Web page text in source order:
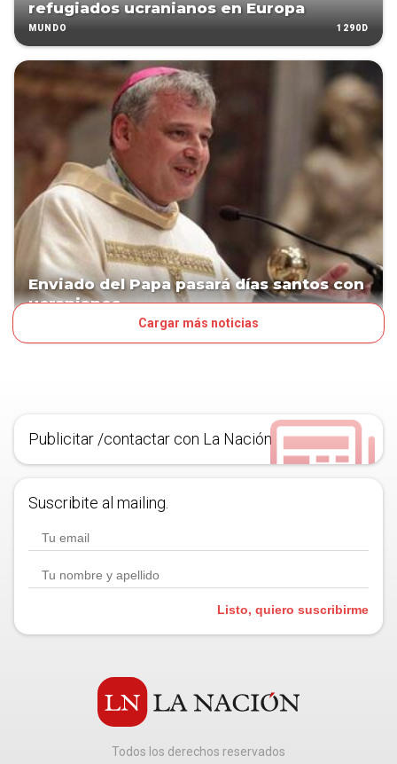
refugiados ucranianos en Europa
MUNDO 1290D
Enviado del Papa pasará días santos con
ucranianos
Cargar más noticias
Publicitar /contactar con La Nación
Suscribite al mailing.
Listo, quiero suscribirme
Todos los derechos reservados